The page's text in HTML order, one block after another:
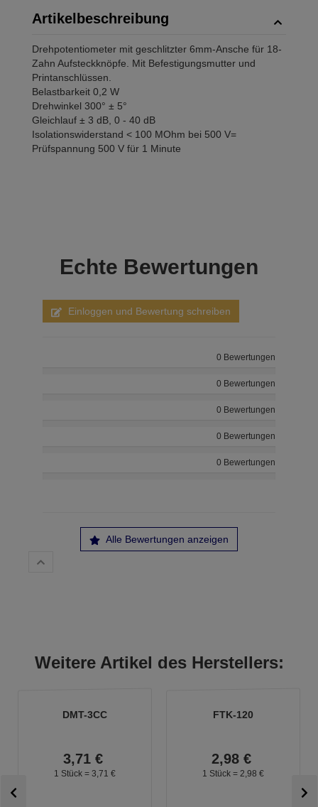
Artikelbeschreibung
Drehpotentiometer mit geschlitzter 6mm-Ansche für 18-
Zahn Aufsteckknöpfe. Mit Befestigungsmutter und
Printanschlüssen.
Belastbarkeit 0,2 W
Drehwinkel 300° ± 5°
Gleichlauf ± 3 dB, 0 - 40 dB
Isolationswiderstand < 100 MOhm bei 500 V=
Prüfspannung 500 V für 1 Minute
Echte Bewertungen
Einloggen und Bewertung schreiben
0 Bewertungen
0 Bewertungen
0 Bewertungen
0 Bewertungen
0 Bewertungen
Alle Bewertungen anzeigen
Weitere Artikel des Herstellers:
DMT-3CC
3,71 €
1 Stück = 3, 71 €
FTK-120
2,98 €
1 Stück = 2, 98 €